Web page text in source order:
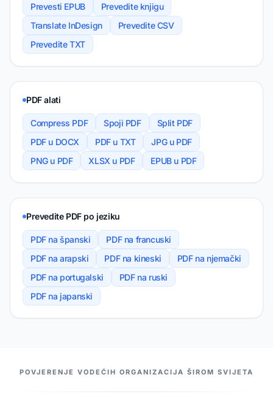
Prevesti EPUB
Prevedite knjigu
Translate InDesign
Prevedite CSV
Prevedite TXT
PDF alati
Compress PDF Spoji PDF
Split PDF
PDF u DOCX
PDF u TXT
JPG u PDF
PNG u PDF
XLSX u PDF EPUB u PDF
Prevedite PDF po jeziku
PDF na španski
PDF na francuski
PDF na arapski
PDF na kineski
PDF na njemački
PDF na portugalski
PDF na ruski
PDF na japanski
NAŠI PARTNERI
POVJERENJE VODEĆIH ORGANIZACIJA ŠIROM SVIJETA